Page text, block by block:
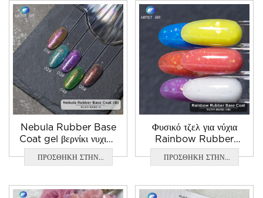
Nebula Rubber Base
Coat gel βερνίκι νυχιών
εργοστασιακή τιμή χύμα
ΠΡΟΣΘΗΚΗ ΣΤΗΝ
Φυσικό τζελ για νύχια
Rainbow Rubber
Base Coat
ΠΡΟΣΘΗΚΗ ΣΤΗΝ